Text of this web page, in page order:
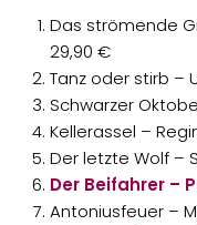
Das strömende
29,90 €
Tanz oder stirb –
Schwarzer
Kellerassel –
Der letzte Wolf –
Der Beifahrer –
Antoniusfeuer –